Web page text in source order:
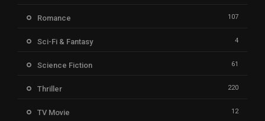
Romance 107
Sci-Fi & Fantasy 4
Science Fiction 61
Thriller 220
TV Movie 12